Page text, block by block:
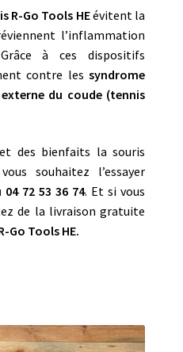
R-Go Tools HEévitent la
l’inflammation
à ces dispositifs
contre les syndrome
du coude (tennis
des bienfaits la souris
souhaitez l’essayer
72 53 36 74. Et si vous
de la livraison gratuite
Go Tools HE.